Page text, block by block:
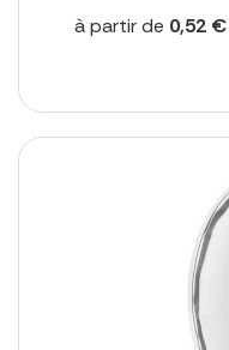
à partir de 0,52 €